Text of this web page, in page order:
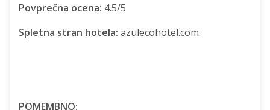
Povprečna ocena: 4.5/5
Spletna stran hotela: azulecohotel.com
POMEMBNO: